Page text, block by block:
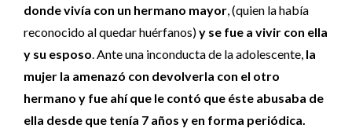
donde vivía con un hermano mayor, (quien la había
reconocido al quedar huérfanos)y se fue a vivir con ella
y su esposo. Ante una inconducta de la adolescente, la
mujer la amenazó con devolverla con el otro
hermano y fue ahí que le contó que éste abusaba de
ella desde que tenía 7 años y en forma periódica.